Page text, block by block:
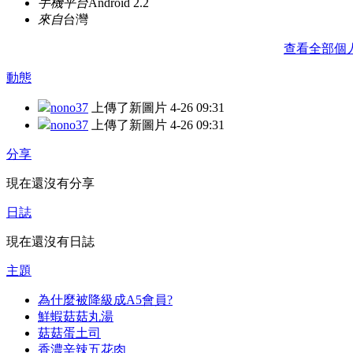
來自台灣
查看全部個
動態
nono37 上傳了新圖片 4-26 09:31
nono37 上傳了新圖片 4-26 09:31
分享
現在還沒有分享
日誌
現在還沒有日誌
主題
為什麼被降級成A5會員?
鮮蝦菇菇丸湯
菇菇蛋土司
香濃辛辣五花肉